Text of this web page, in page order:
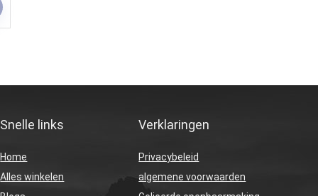
Snelle links
Home
Alles winkelen
Verklaringen
Privacybeleid
algemene voorwaarden